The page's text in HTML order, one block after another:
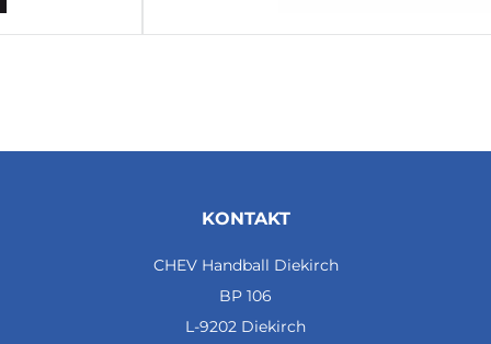
KONTAKT
CHEV Handball Diekirch
BP 106
L-9202 Diekirch